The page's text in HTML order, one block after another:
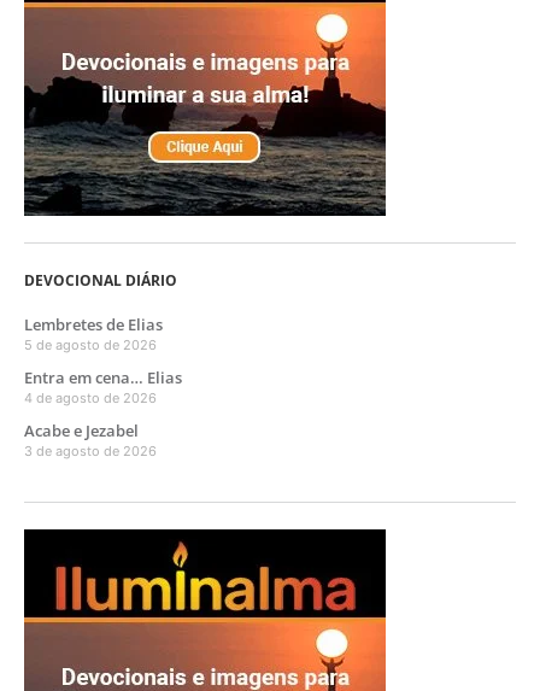
DEVOCIONAL DIÁRIO
Lembretes de Elias
5 de agosto de 2026
Entra em cena… Elias
4 de agosto de 2026
Acabe e Jezabel
3 de agosto de 2026